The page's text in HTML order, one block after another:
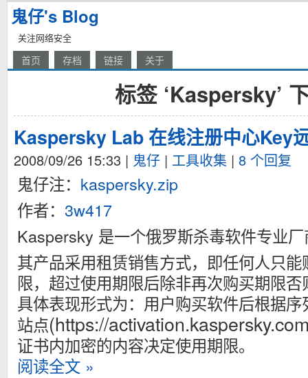
鬼仔's Blog
关注网络安全
首页 存档 链接 关于
标签 ‘Kaspersky’
Kaspersky Lab 在线注册中心Key
2008/09/26 15:33 | 鬼仔 | 工具收集 | 8 个回复
鬼仔注： kaspersky.zip
作者： 3w417
Kaspersky 是一个俄罗斯杀毒软件专业
其产品采用租赁销售方式，即任何人只
限，超过使用期限后除非再次购买期限
具体表现形式为：用户购买软件后根据
站点(https://
证书内加密的内容决定使用期限。
阅读全文 »